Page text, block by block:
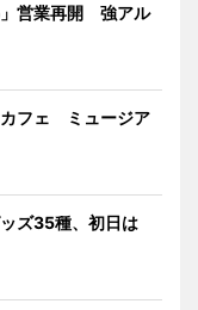
」営業再開 強アル
カフェ ミュージア
ズ35種、初日は